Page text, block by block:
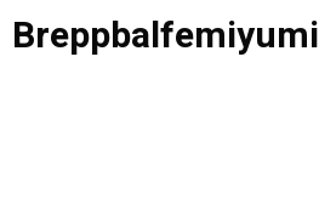
Saltar
alBreppbalfemiyumi